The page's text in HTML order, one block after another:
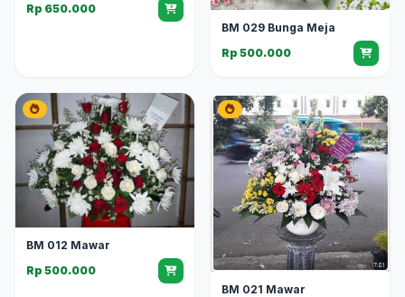
Rp 650.000
BM 029 Bunga Meja
Rp 500.000
BM 012 Mawar
Rp 500.000
BM 021 Mawar